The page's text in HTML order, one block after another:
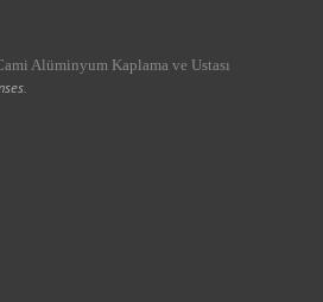
Alüminyum Kaplama ve Ustası